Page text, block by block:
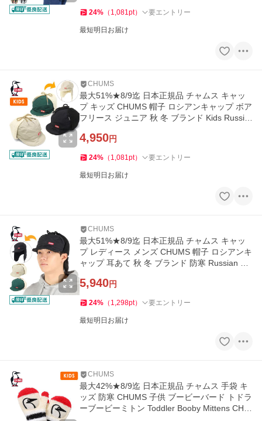
24% （ 1,081pt） 要エントリー
最短明日お届け
CHUMS
最大51%★8/9迄 日本正規品 チャムス キャッ
プ キッズ CHUMS 帽子 ロシアンキャップ ボア
フリース ジュニア 秋 冬 ブランド Kids Russia
4,950円
24% （ 1,081pt） 要エントリー
最短明日お届け
CHUMS
最大51%★8/9迄 日本正規品 チャムス キャッ
プ レディース メンズ CHUMS 帽子 ロシアンキ
ャップ 耳あて 秋 冬 ブランド 防寒 Russian Ca
5,940円
24% （ 1,298pt） 要エントリー
最短明日お届け
CHUMS
最大42%★8/9迄 日本正規品 チャムス 手袋 キ
ッズ 防寒 CHUMS 子供 ブービーバード トドラ
ーブービーミトン Toddler Booby Mittens CH2